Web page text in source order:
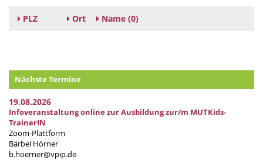
PLZ Ort Name (0)
Nächste Termine
19.08.2026
Infoveranstaltung online zur Ausbildung zur/m MUTKids-
TrainerIN
Zoom-Plattform
Bärbel Hörner
b.hoerner@vpip.de